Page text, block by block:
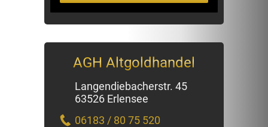
AGH Altgoldhandel
Langendiebacherstr. 45
63526 Erlensee
06183 / 80 75 520